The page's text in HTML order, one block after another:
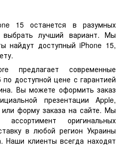
15 останется в разумных
лучший вариант. Мы
найдут доступный iPhone 15,
предлагает современные
доступной цене с гарантией
Вы можете оформить заказ
презентации Apple,
форму заказа на сайте. Мы
ассортимент оригинальных
в любой регион Украины
Наши клиенты всегда находят